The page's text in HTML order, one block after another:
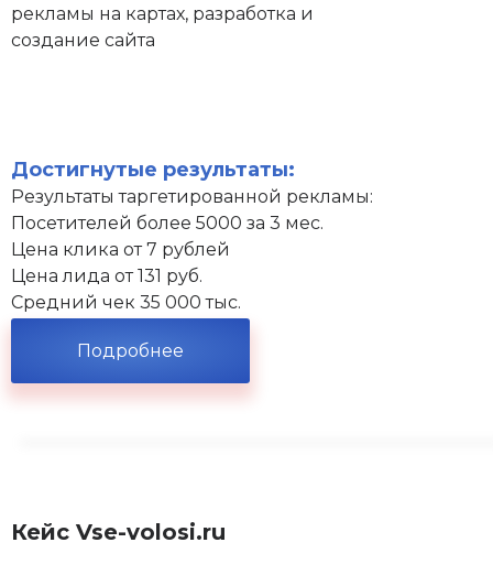
рекламы на картах, разработка и
создание сайта
Достигнутые результаты:
Результаты таргетированной рекламы:
Посетителей более 5000 за 3 мес.
Цена клика от 7 рублей
Цена лида от 131 руб.
Средний чек 35 000 тыс.
Подробнее
Кейс Vse-volosi.ru